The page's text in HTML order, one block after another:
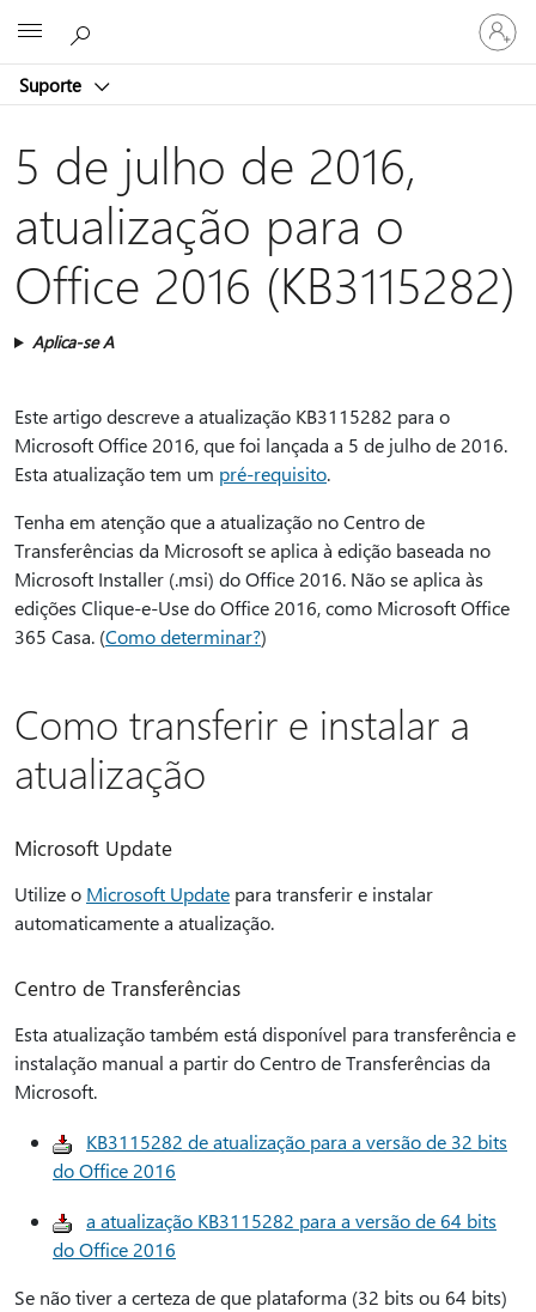
Suporte
Iniciar
sessão
na
5 de julho de 2016,
atualização para o
Office 2016 (KB3115282)
Aplica-se A
Este artigo descreve a atualização KB3115282 para o
Microsoft Office 2016, que foi lançada a 5 de julho de 2016.
Esta atualização tem um pré-requisito.
Tenha em atenção que a atualização no Centro de
Transferências da Microsoft se aplica à edição baseada no
Microsoft Installer (.msi) do Office 2016. Não se aplica às
edições Clique-e-Use do Office 2016, como Microsoft Office
365 Casa. (Como determinar?)
Como transferir e instalar a
atualização
Microsoft Update
Utilize o Microsoft Update para transferir e instalar
automaticamente a atualização.
Centro de Transferências
Esta atualização também está disponível para transferência e
instalação manual a partir do Centro de Transferências da
Microsoft.
KB3115282 de atualização para a versão de 32 bits
do Office 2016
a atualização KB3115282 para a versão de 64 bits
do Office 2016
Se não tiver a certeza de que plataforma (32 bits ou 64 bits)